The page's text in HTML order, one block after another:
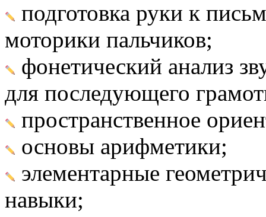
подготовка руки к
моторики пальчиков;
фонетический анализ
для последующего
пространственное
основы арифметики;
элементарные
навыки;